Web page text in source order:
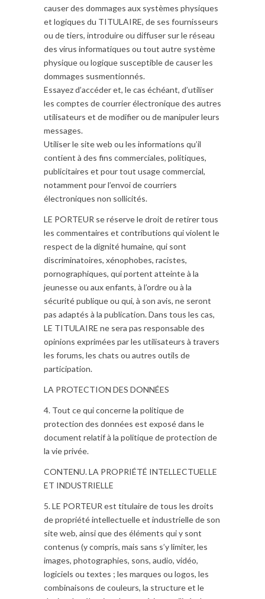
causer des dommages aux systèmes physiques
et logiques du TITULAIRE, de ses fournisseurs
ou de tiers, introduire ou diffuser sur le réseau
des virus informatiques ou tout autre système
physique ou logique susceptible de causer les
dommages susmentionnés.
Essayez d’accéder et, le cas échéant, d’utiliser
les comptes de courrier électronique des autres
utilisateurs et de modifier ou de manipuler leurs
messages.
Utiliser le site web ou les informations qu’il
contient à des fins commerciales, politiques,
publicitaires et pour tout usage commercial,
notamment pour l’envoi de courriers
électroniques non sollicités.
LE PORTEUR se réserve le droit de retirer tous
les commentaires et contributions qui violent le
respect de la dignité humaine, qui sont
discriminatoires, xénophobes, racistes,
pornographiques, qui portent atteinte à la
jeunesse ou aux enfants, à l’ordre ou à la
sécurité publique ou qui, à son avis, ne seront
pas adaptés à la publication. Dans tous les cas,
LE TITULAIRE ne sera pas responsable des
opinions exprimées par les utilisateurs à travers
les forums, les chats ou autres outils de
participation.
LA PROTECTION DES DONNÉES
4. Tout ce qui concerne la politique de
protection des données est exposé dans le
document relatif à la politique de protection de
la vie privée.
CONTENU. LA PROPRIÉTÉ INTELLECTUELLE
ET INDUSTRIELLE
5. LE PORTEUR est titulaire de tous les droits
de propriété intellectuelle et industrielle de son
site web, ainsi que des éléments qui y sont
contenus (y compris, mais sans s’y limiter, les
images, photographies, sons, audio, vidéo,
logiciels ou textes ; les marques ou logos, les
combinaisons de couleurs, la structure et le